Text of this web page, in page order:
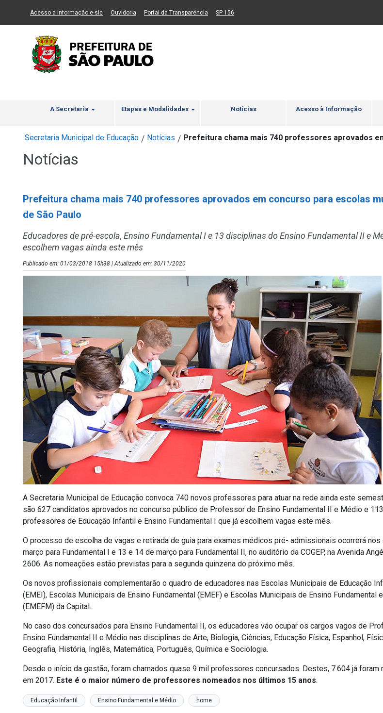
Ir ao Conteúdo Ir para menu principal 2 Ir para busca Ir para rodapé
Acesso à informação e-sic(Link para um novo sítio)
Ouvidoria (Link para um novo sítio)
Portal da Transparência (Link para um novo sítio)
SP 156
A Secretaria Etapas e Modalidades Notícias Acesso à Informação
Secretaria Municipal de Educação / Notícias / Prefeitura chama mais 740 professores aprovados
Notícias
Prefeitura chama mais 740 professores aprovados em concurso para escolas
de São Paulo
Educadores de pré-escola, Ensino Fundamental I e 13 disciplinas do Ensino Fundamental II e
escolhem vagas ainda este mês
Publicado em: 01/03/2018 15h38 | Atualizado em: 30/11/2020
A Secretaria Municipal de Educação convoca 740 novos professores para atuar na rede ainda este
são 627 candidatos aprovados no concurso público de Professor de Ensino Fundamental II e Médio e 113
professores de Educação Infantil e Ensino Fundamental I que já escolhem vagas este mês.
O processo de escolha de vagas e retirada de guia para exames médicos pré- admissionais ocorrerá nos
março para Fundamental I e 13 e 14 de março para Fundamental II, no auditório da COGEP, na Avenida
2606. As nomeações estão previstas para a segunda quinzena do próximo mês.
Os novos profissionais complementarão o quadro de educadores nas Escolas Municipais de Educação
(EMEI), Escolas Municipais de Ensino Fundamental (EMEF) e Escolas Municipais de Ensino Fundamental
(EMEFM) da Capital.
No caso dos concursados para Ensino Fundamental II, os educadores vão ocupar os cargos vagos de
Ensino Fundamental II e Médio nas disciplinas de Arte, Biologia, Ciências, Educação Física, Espanhol,
Geografia, História, Inglês, Matemática, Português, Química e Sociologia.
Desde o início da gestão, foram chamados quase 9 mil professores concursados. Destes, 7.604 já foram
em 2017. Este é o maior número de professores nomeados nos últimos 15 anos.
Educação Infantil Ensino Fundamental e Médio home